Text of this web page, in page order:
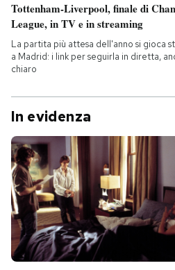
Tottenham-Liverpool, finale di
League, in TV e in streaming
La partita più attesa dell'anno si gioca
a Madrid: i link per seguirla in diretta,
chiaro
In evidenza